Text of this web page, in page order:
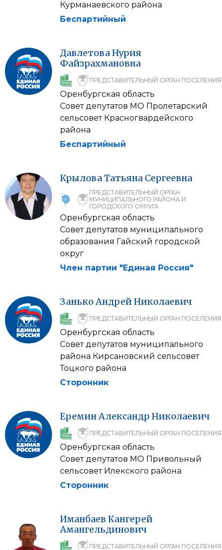
Курманаевского района
Беспартийный
ДавлетоваНурия
Файзрахмановна
ПРЕДСТАВИТЕЛЬНЫЙ ОРГАН ПОСЕЛЕНИЯ
Оренбургская область
Совет депутатов МО Пролетарский
сельсовет Красногвардейского
района
Беспартийный
КрыловаТатьяна Сергеевна
ПРЕДСТАВИТЕЛЬНЫЙ ОРГАН
МУНИЦИПАЛЬНОГО РАЙОНА И
ГОРОДСКОГО ОКРУГА
Оренбургская область
Совет депутатов муниципального
образования Гайский городской
округ
Член партии "Единая Россия"
Занько АндрейНиколаевич
ПРЕДСТАВИТЕЛЬНЫЙ ОРГАН ПОСЕЛЕНИЯ
Оренбургская область
Совет депутатов муниципального
района Кирсановский сельсовет
Тоцкого района
Сторонник
ЕреминАлександр Николаевич
ПРЕДСТАВИТЕЛЬНЫЙ ОРГАН ПОСЕЛЕНИЯ
Оренбургская область
Совет депутатов МО Привольный
сельсовет Илекского района
Сторонник
Иманбаев Кангерей
Амангельдинович
ПРЕДСТАВИТЕЛЬНЫЙ ОРГАН ПОСЕЛЕНИЯ